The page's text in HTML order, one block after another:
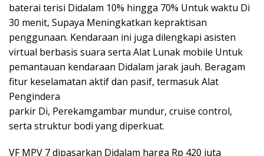
baterai terisi Didalam 10% hingga 70% Untuk waktu Di
30 menit, Supaya Meningkatkan kepraktisan
penggunaan. Kendaraan ini juga dilengkapi asisten
virtual berbasis suara serta Alat Lunak mobile Untuk
pemantauan kendaraan Didalam jarak jauh. Beragam
fitur keselamatan aktif dan pasif, termasuk Alat
Pengindera
parkir Di, Perekamgambar mundur, cruise control,
serta struktur bodi yang diperkuat.
VF MPV 7 dipasarkan Didalam harga Rp 420 juta